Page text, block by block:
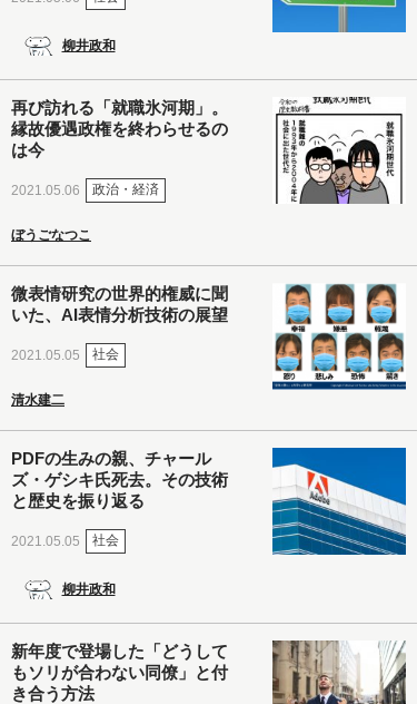
柳井政和
再び訪れる「就職氷河期」。
縁故優遇政権を終わらせるの
は今
2021.05.06 政治・経済
ぼうごなつこ
微表情研究の世界的権威に聞
いた、AI表情分析技術の展望
2021.05.05 社会
清水建二
PDFの生みの親、チャール
ズ・ゲシキ氏死去。その技術
と歴史を振り返る
2021.05.05 社会
柳井政和
新年度で登場した「どうして
もソリが合わない同僚」と付
き合う方法